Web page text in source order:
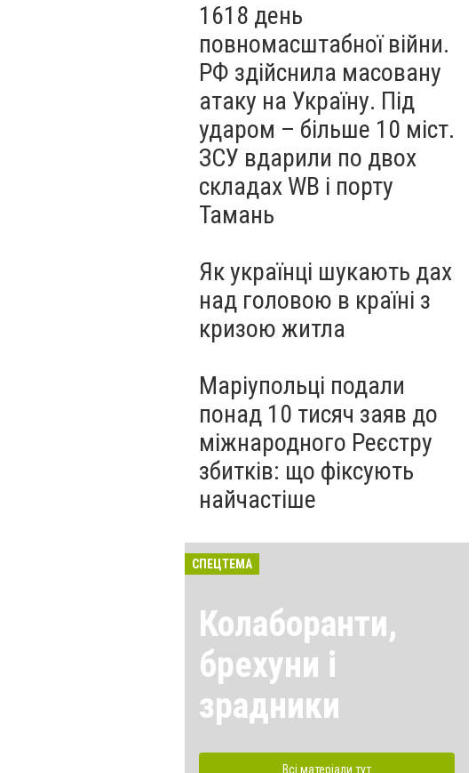
1618 день
повномасштабної війни.
РФ здійснила масовану
атаку на Україну. Під
ударом – більше 10 міст.
ЗСУ вдарили по двох
складах WB і порту
Тамань
Як українці шукають дах
над головою в країні з
кризою житла
Маріупольці подали
понад 10 тисяч заяв до
міжнародного Реєстру
збитків: що фіксують
найчастіше
СПЕЦТЕМА
Колаборанти,
брехуни і
зрадники
Всі матеріали тут